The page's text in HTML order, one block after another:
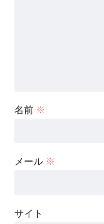
名前 ※
メール ※
サイト